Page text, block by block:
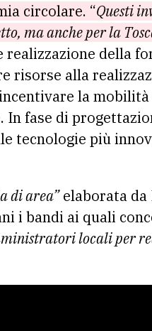
circolare. “Questi
ma anche per la
realizzazione della
risorse alla
la
fase di
tecnologie più
di area”elaborata da
i bandi ai quali
locali per